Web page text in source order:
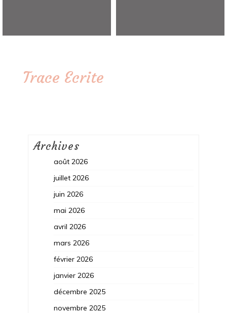
Trace Ecrite
Archives
août 2026
juillet 2026
juin 2026
mai 2026
avril 2026
mars 2026
février 2026
janvier 2026
décembre 2025
novembre 2025